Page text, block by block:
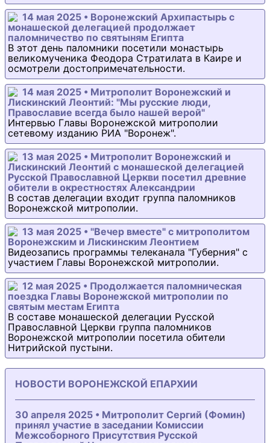
14 мая 2025 • Воронежский Архипастырь с
монашеской делегацией продолжает
паломничество по святыням Египта
В этот день паломники посетили монастырь
великомученика Феодора Стратилата в Каире и
осмотрели достопримечательности.
14 мая 2025 • Митрополит Воронежский и
Лискинский Леонтий: "Мы русские люди,
Православие всегда было нашей верой"
Интервью Главы Воронежской митрополии
сетевому изданию РИА "Воронеж".
13 мая 2025 • Митрополит Воронежский и
Лискинский Леонтий с монашеской делегацией
Русской Православной Церкви посетил древние
обители в окрестностях Александрии
В состав делегации входит группа паломников
Воронежской митрополии.
13 мая 2025 • "Вечер вместе" с митрополитом
Воронежским и Лискинским Леонтием
Видеозапись программы телеканала "Губерния" с
участием Главы Воронежской митрополии.
12 мая 2025 • Продолжается паломническая
поездка Главы Воронежской митрополии по
святым местам Египта
В составе монашеской делегации Русской
Православной Церкви группа паломников
Воронежской митрополии посетила обители
Нитрийской пустыни.
НОВОСТИ ВОРОНЕЖСКОЙ ЕПАРХИИ
30 апреля 2025 • Митрополит Сергий (Фомин)
принял участие в заседании Комиссии
Межсоборного Присутствия Русской